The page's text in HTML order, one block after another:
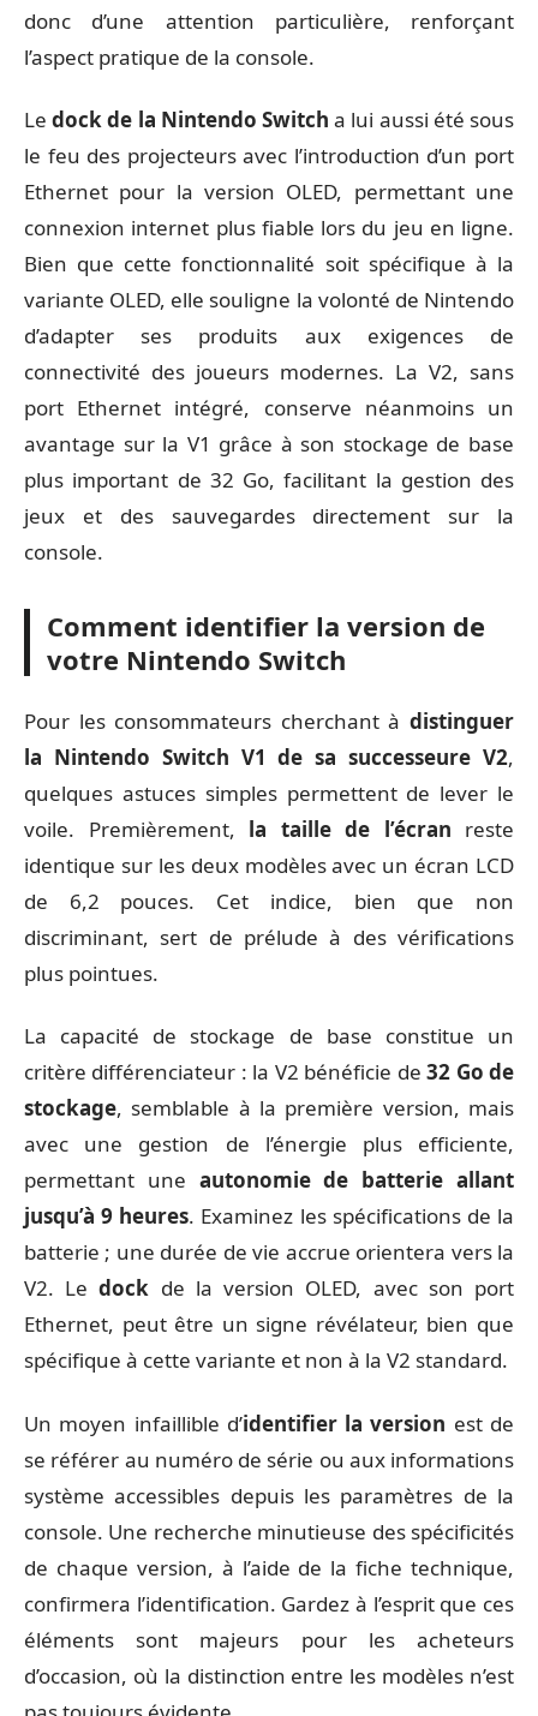
donc d’une attention particulière, renforçant
l’aspect pratique de la console.
Ledock de la Nintendo Switch a lui aussi été sous
le feu des projecteurs avec l’introduction d’un port
Ethernet pour la version OLED, permettant une
connexion internet plus fiable lors du jeu en ligne.
Bien que cette fonctionnalité soit spécifique à la
variante OLED, elle souligne la volonté de Nintendo
d’adapter ses produits aux exigences de
connectivité des joueurs modernes. La V2, sans
port Ethernet intégré, conserve néanmoins un
avantage sur la V1 grâce à son stockage de base
plus important de 32 Go, facilitant la gestion des
jeux et des sauvegardes directement sur la
console.
Comment identifier la version de
votre Nintendo Switch
Pour les consommateurs cherchant à distinguer
la Nintendo Switch V1 de sa successeure V2,
quelques astuces simples permettent de lever le
voile. Premièrement, la taille de l’écran reste
identique sur les deux modèles avec un écran LCD
de 6,2 pouces. Cet indice, bien que non
discriminant, sert de prélude à des vérifications
plus pointues.
La capacité de stockage de base constitue un
critère différenciateur : la V2 bénéficie de32 Go de
stockage, semblable à la première version, mais
avec une gestion de l’énergie plus efficiente,
permettant une autonomie de batterie allant
jusqu’à 9 heures. Examinez les spécifications de la
batterie ; une durée de vie accrue orientera vers la
V2. Ledock de la version OLED, avec son port
Ethernet, peut être un signe révélateur, bien que
spécifique à cette variante et non à la V2 standard.
Un moyen infaillible d’identifier la version est de
se référer au numéro de série ou aux informations
système accessibles depuis les paramètres de la
console. Une recherche minutieuse des spécificités
de chaque version, à l’aide de la fiche technique,
confirmera l’identification. Gardez à l’esprit que ces
éléments sont majeurs pour les acheteurs
d’occasion, où la distinction entre les modèles n’est